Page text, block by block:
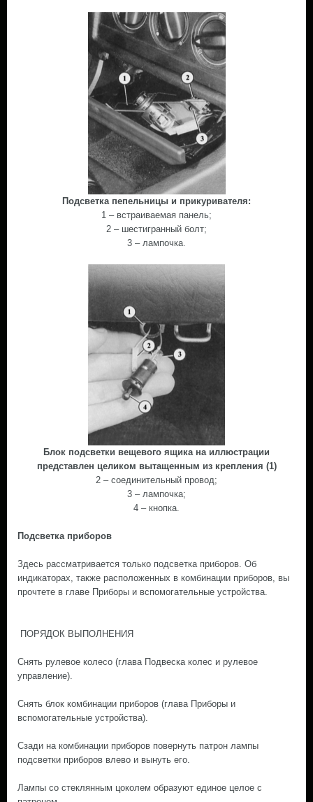
Подсветка пепельницы и прикуривателя:
1 – встраиваемая панель;
2 – шестигранный болт;
3 – лампочка.
Блок подсветки вещевого ящика на иллюстрации
представлен целиком вытащенным из крепления (1)
2 – соединительный провод;
3 – лампочка;
4 – кнопка.
Подсветка приборов
Здесь рассматривается только подсветка приборов. Об
индикаторах, также расположенных в комбинации приборов, вы
прочтете в главе Приборы и вспомогательные устройства.
ПОРЯДОК ВЫПОЛНЕНИЯ
Снять рулевое колесо (глава Подвеска колес и рулевое
управление).
Снять блок комбинации приборов (глава Приборы и
вспомогательные устройства).
Сзади на комбинации приборов повернуть патрон лампы
подсветки приборов влево и вынуть его.
Лампы со стеклянным цоколем образуют единое целое с